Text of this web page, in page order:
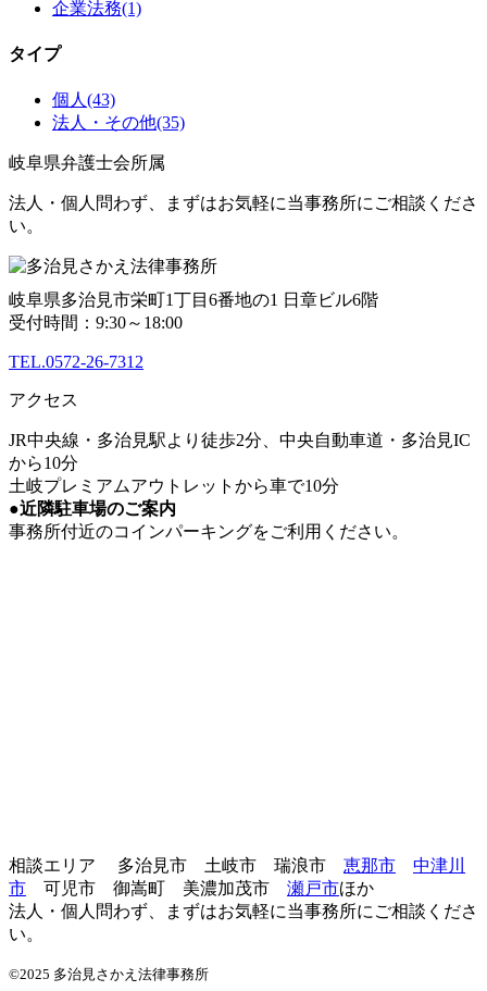
企業法務(1)
タイプ
個人 (43)
法人・その他(35)
岐阜県弁護士会所属
法人・個人問わず、まずはお気軽に当事務所にご相談くださ
い。
岐阜県多治見市栄町1丁目6番地の1 日章ビル6階
受付時間：9:30～18:00
TEL.0572-26-7312
アクセス
JR中央線・多治見駅より徒歩2分、中央自動車道・多治見IC
から10分
土岐プレミアムアウトレットから車で10分
●近隣駐車場のご案内
事務所付近のコインパーキングをご利用ください。
相談エリア 多治見市 土岐市 瑞浪市 恵那市
中津川
市 可児市 御嵩町 美濃加茂市 瀬戸市ほか
法人・個人問わず、まずはお気軽に当事務所にご相談くださ
い。
©2025 多治見さかえ法律事務所